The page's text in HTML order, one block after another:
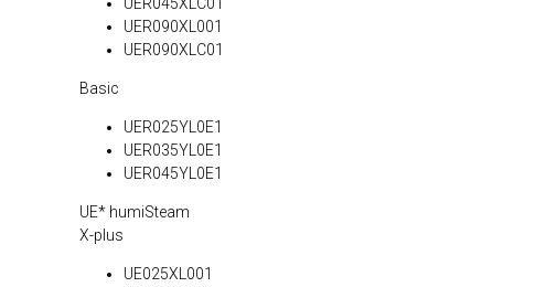
UER090XL001
UER090XLC01
Basic
UER025YL0E1
UER035YL0E1
UER045YL0E1
UE* humiSteam
X-plus
UE025XL001